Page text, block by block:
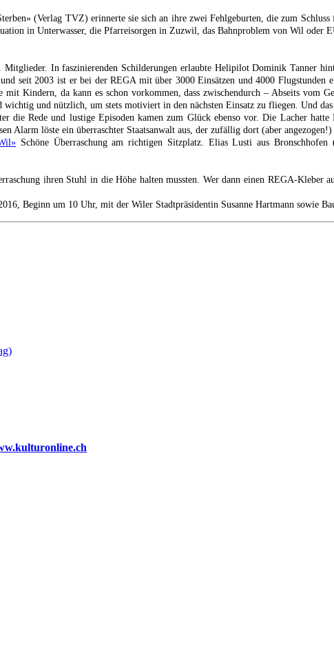
(Verlag TVZ) erinnerte sie sich an ihre zwei Fehlgeburten, die zum
in Unterwasser, die Pfarreisorgen in Zuzwil, das Bahnproblem von Wil oder
In faszinierenden Schilderungen erlaubte Helipilot Dominik Tanner
seit 2003 ist er bei der REGA mit über 3000 Einsätzen und 4000 Flugstunden
Kindern, da kann es schon vorkommen, dass zwischendurch – Abseits vom
und nützlich, um stets motiviert in den nächsten Einsatz zu fliegen. Und
die Rede und lustige Episoden kamen zum Glück ebenso vor. Die Lacher
Alarm löste ein überraschter Staatsanwalt aus, der zufällig dort (aber
Schöne Überraschung am richtigen Sitzplatz. Elias Lusti aus
ihren Stuhl in die Höhe halten mussten. Wer dann einen REGA-Kleber
Beginn um 10 Uhr, mit der Wiler Stadtpräsidentin Susanne Hartmann sowie